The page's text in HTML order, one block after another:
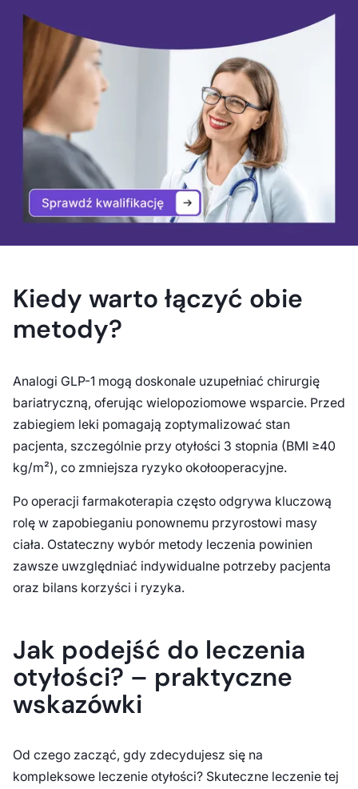
Kiedy warto łączyć obie
metody?
Analogi GLP-1 mogą doskonale uzupełniać chirurgię
bariatryczną, oferując wielopoziomowe wsparcie. Przed
zabiegiem leki pomagają zoptymalizować stan
pacjenta, szczególnie przy otyłości 3 stopnia (BMI ≥40
kg/m²), co zmniejsza ryzyko okołooperacyjne.
Po operacji farmakoterapia często odgrywa kluczową
rolę w zapobieganiu ponownemu przyrostowi masy
ciała. Ostateczny wybór metody leczenia powinien
zawsze uwzględniać indywidualne potrzeby pacjenta
oraz bilans korzyści i ryzyka.
Jak podejść do leczenia
otyłości? – praktyczne
wskazówki
Od czego zacząć, gdy zdecydujesz się na
kompleksowe leczenie otyłości? Skuteczne leczenie tej